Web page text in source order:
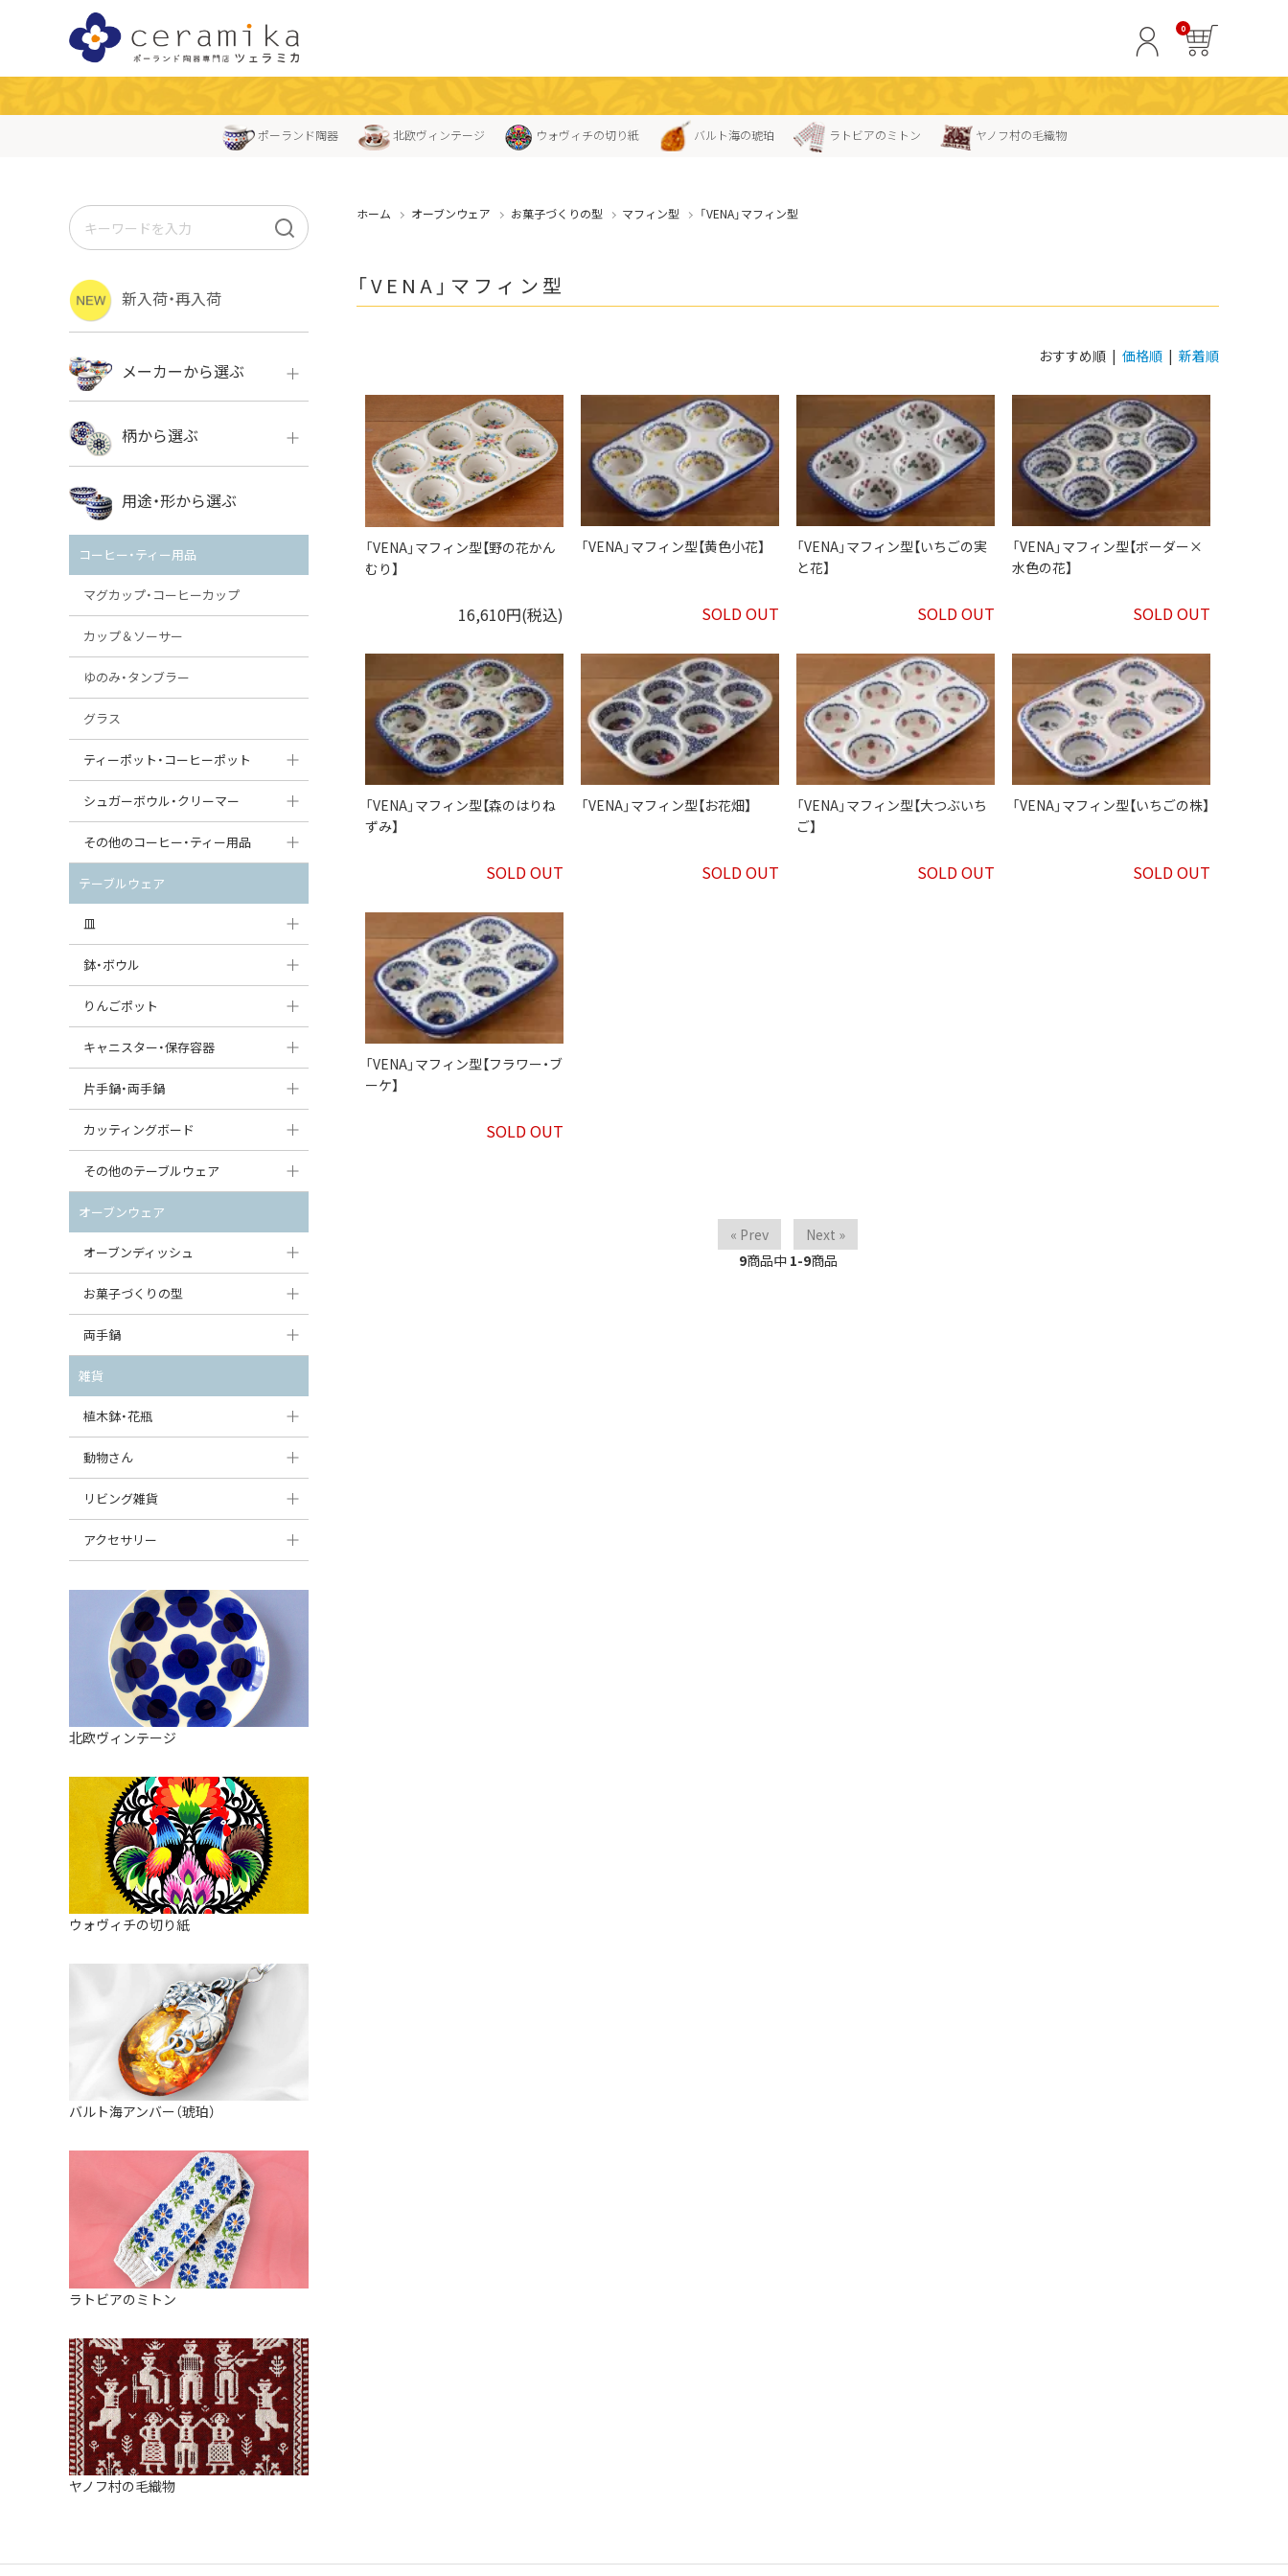
0
ポーランド陶器 北欧ヴィンテージ ウォヴィチの切り紙 バルト海の琥珀 ラトビアのミトン ヤノフ村の毛織物
ホーム オーブンウェア お菓子づくりの型 マフィン型 「VENA」マフィン型
「VENA」マフィン型
おすすめ順 | 価格順 | 新着順
「VENA」マフィン型【野の花かん
むり】
16,610円(税込)
「VENA」マフィン型【黄色小花】
SOLD OUT
「VENA」マフィン型【いちごの実
と花】
SOLD OUT
「VENA」マフィン型【ボーダー×
水色の花】
SOLD OUT
「VENA」マフィン型【森のはりね
ずみ】
SOLD OUT
「VENA」マフィン型【お花畑】
SOLD OUT
「VENA」マフィン型【大つぶいち
ご】
SOLD OUT
「VENA」マフィン型【いちごの株】
SOLD OUT
「VENA」マフィン型【フラワー・ブ
ーケ】
SOLD OUT
« Prev
Next »
9商品中 1-9商品
新入荷・再入荷
メーカーから選ぶ
ボレス
VENA
ミレナ
柄から選ぶ
ボレス
用途・形から選ぶ
コーヒー・ティー用品
マグカップ・コーヒーカップ
カップ＆ソーサー
ゆのみ・タンブラー
グラス
ティーポット・コーヒーポット
ティーポット
コーヒーポット
シュガーボウル・クリーマー
シュガーボウル
クリーマー
その他のコーヒー・ティー用品
ポットウォーマー
ピッチャー
コーヒードリッパー
すべて見る
テーブルウェア
皿
大皿（24cm〜）
中皿（18〜24cm）
丸皿
スープ皿
ダルマプレート
たまご型プレート
ハート型プレート
変形プレート
分割ディッシュ
すべて見る
鉢・ボウル
大鉢（21cm〜）
中鉢（16〜21cm）
丸鉢・どんぶり・ボウル
茶碗
オーバルボウル
ハートボウル
葉っぱ型ボウル
りんご型ボウル
いちご型ボウル
星型ボウル
スープカップ
そば猪口・フリーカップ
ココット
薬味入れ
ミキシングボウル
すべて見る
りんごポット
りんごポット
りんごポット小
キャニスター・保存容器
キャニスター
つぼ
ガーリックポット
オニオンキャニスター
ガーリックキャニスター
チーズケース
バターディッシュ
六角形ポット
ボトル
すべて見る
片手鍋・両手鍋
ソースパン（片手鍋）
スープチュリーン
カッティングボード
角型カッティングボード
丸型カッティングボード
すべて見る
その他のテーブルウェア
調味料入れ
グレイヴィーボート
エッグカップ
ケーキスタンド
カトラリー
はしおき・カトラリーレスト
オーブンウェア
オーブンディッシュ
大型（24cm〜）
中型（18〜24cm）
スクエアオーブンディッシュ
オーバルオーブンディッシュ
すべて見る
お菓子づくりの型
パウンド型
マフィン型
すべて見る
両手鍋
チュリーン
キャセロール
すべて見る
雑貨
植木鉢・花瓶
植木鉢
花瓶
動物さん
フィギュア・置物
貯金箱
オーナメント
クリーマー
リビング雑貨
スツール
バス・洗面用品
家具小物
小物入れ
アロマポット
バスケット
装飾用タイル・プレート
ミニチュア
天使さま
カードスタンド
マグネット
すべて見る
アクセサリー
ペンダントトップ
すべて見る
北欧ヴィンテージ
ウォヴィチの切り紙
バルト海アンバー（琥珀）
ラトビアのミトン
ヤノフ村の毛織物